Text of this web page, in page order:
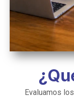
Evaluamos